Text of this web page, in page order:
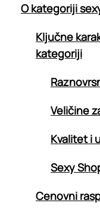
O kategoriji
Ključne
kategoriji
Veličine
Kvalitet i
Sexy
Cenovni